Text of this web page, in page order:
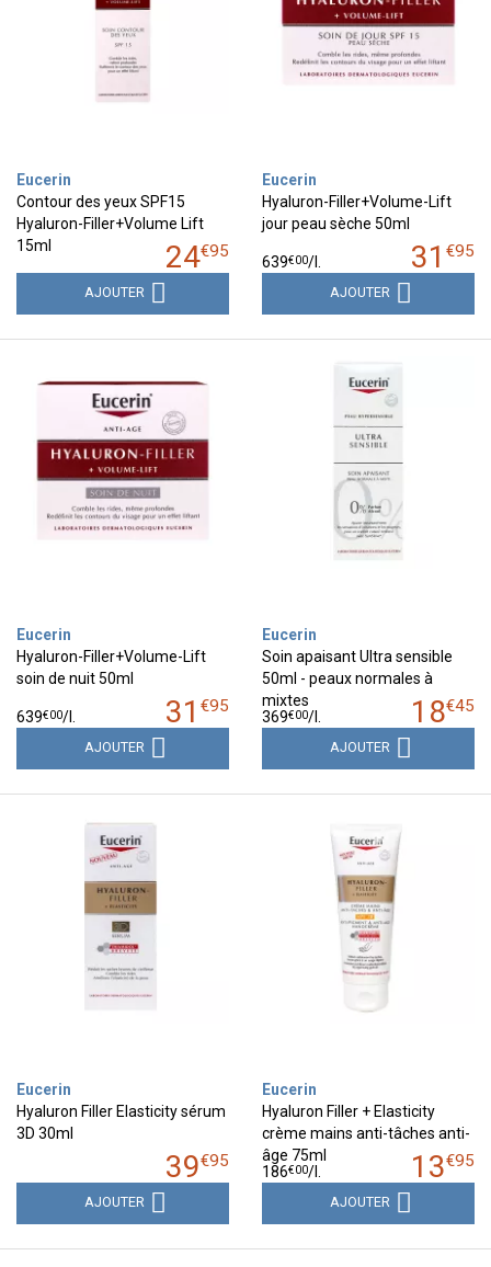
Eucerin
Contour des yeux SPF15
Hyaluron-Filler+Volume Lift
15ml
24€95
AJOUTER
Eucerin
Hyaluron-Filler+Volume-Lift
jour peau sèche 50ml
31 €95
639€00/
AJOUTER
Eucerin
Hyaluron-Filler+Volume-Lift
soin de nuit 50ml
31 €95
639€00/
AJOUTER
Eucerin
Soin apaisant Ultra sensible
50ml - peaux normales à
mixtes
18€45
369€00/
AJOUTER
Eucerin
Hyaluron Filler Elasticity sérum
3D 30ml
39€95
AJOUTER
Eucerin
Hyaluron Filler + Elasticity
crème mains anti-tâches anti-
âge 75ml
13€95
186€00/
AJOUTER